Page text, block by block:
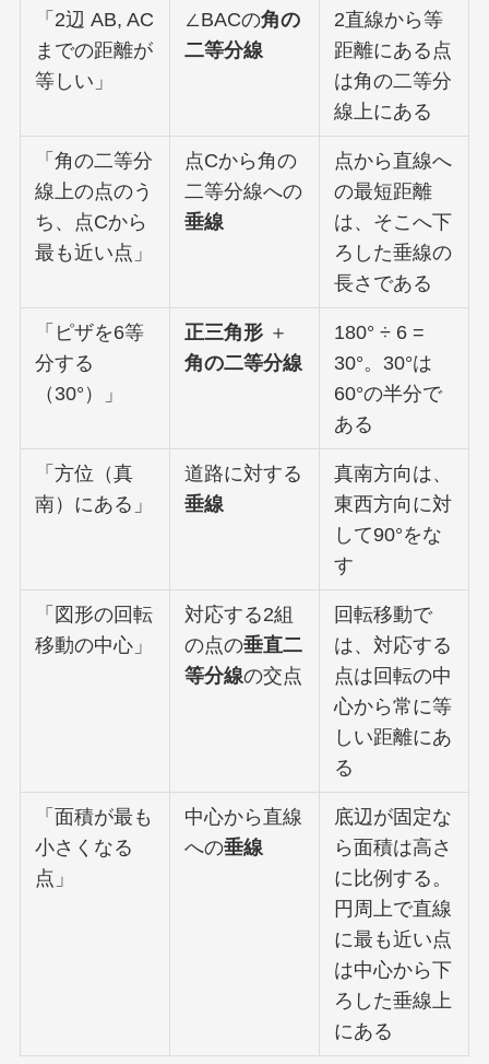
「2辺 AB, AC
までの距離が
等しい」
∠BACの角の
二等分線
2直線から等
距離にある点
は角の二等分
線上にある
「角の二等分
線上の点のう
ち、点Cから
最も近い点」
点Cから角の
二等分線への
垂線
点から直線へ
の最短距離
は、そこへ下
ろした垂線の
長さである
「ピザを6等
分する
（30°）」
正三角形 ＋
角の二等分線
180° ÷ 6 =
30°。30°は
60°の半分で
ある
「方位（真
南）にある」
道路に対する
垂線
真南方向は、
東西方向に対
して90°をな
す
「図形の回転
移動の中心」
対応する2組
の点の垂直二
等分線の交点
回転移動で
は、対応する
点は回転の中
心から常に等
しい距離にあ
る
「面積が最も
小さくなる
点」
中心から直線
への垂線
底辺が固定な
ら面積は高さ
に比例する。
円周上で直線
に最も近い点
は中心から下
ろした垂線上
にある